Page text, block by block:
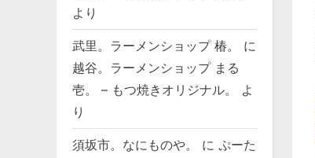
より
武里。ラーメンショップ 椿。
に
越谷。ラーメンショップ まる
壱。 – もつ焼きオリジナル。
よ
り
須坂市。なにものや。 に ぷーた